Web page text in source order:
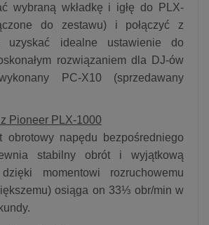
wybraną wkładkę i igłę do PLX-
do zestawu) i połączyć z
uzyskać idealne ustawienie do
rozwiązaniem dla DJ-ów
PC-X10 (sprzedawany
Pioneer PLX-1000
obrotowy napędu bezpośredniego
stabilny obrót i wyjątkową
momentowi rozruchowemu
osiąga on 33⅓ obr/min w